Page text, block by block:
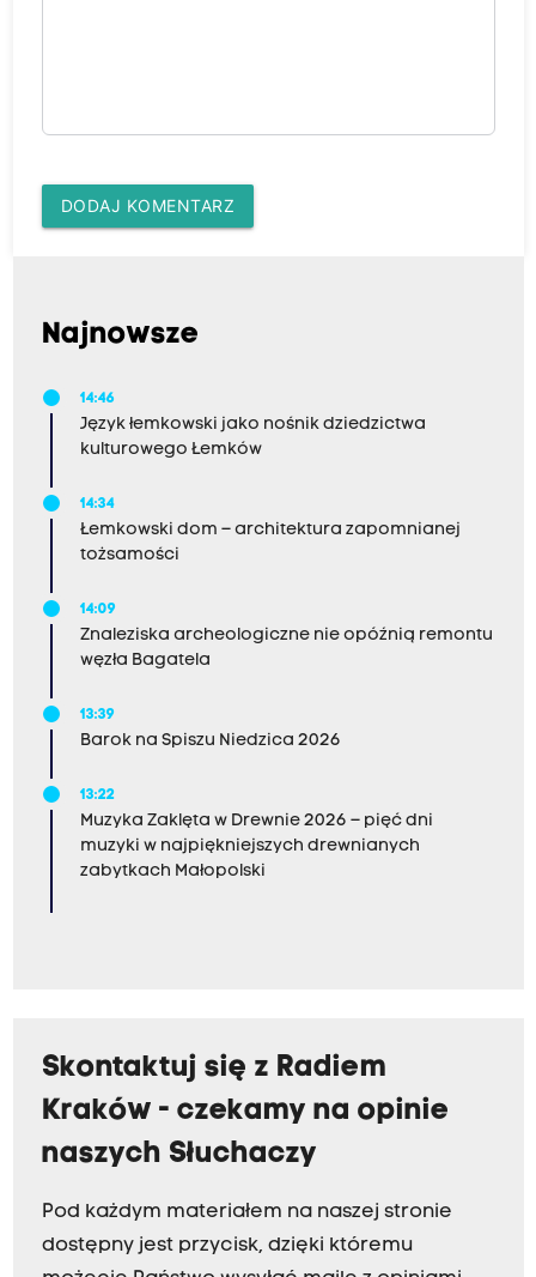
DODAJ KOMENTARZ
Najnowsze
14:46
Język łemkowski jako nośnik dziedzictwa
kulturowego Łemków
14:34
Łemkowski dom – architektura zapomnianej
tożsamości
14:09
Znaleziska archeologiczne nie opóźnią remontu
węzła Bagatela
13:39
Barok na Spiszu Niedzica 2026
13:22
Muzyka Zaklęta w Drewnie 2026 – pięć dni
muzyki w najpiękniejszych drewnianych
zabytkach Małopolski
Skontaktuj się z Radiem
Kraków - czekamy na opinie
naszych Słuchaczy
Pod każdym materiałem na naszej stronie
dostępny jest przycisk, dzięki któremu